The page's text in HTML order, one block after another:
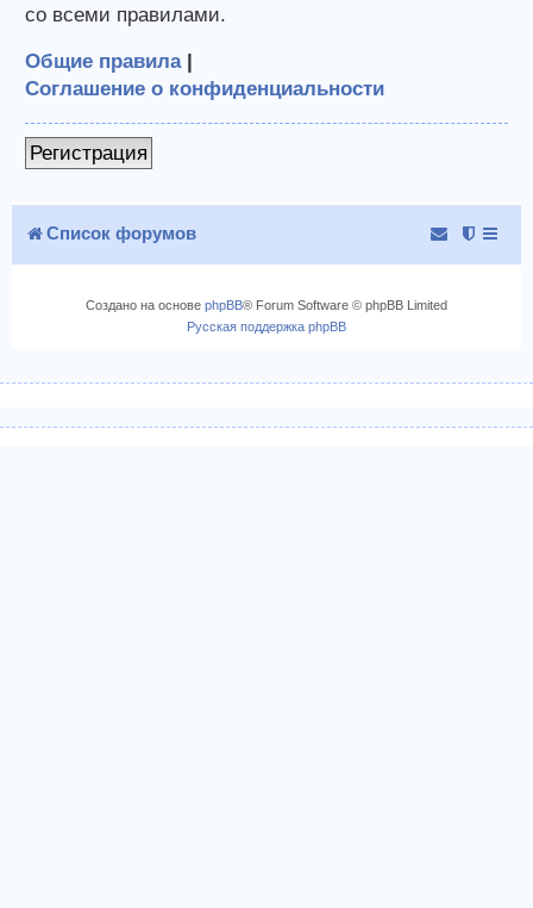
со всеми правилами.
Общие правила|
Соглашение о конфиденциальности
Регистрация
Список форумов
Создано на основе phpBB® Forum Software © phpBB Limited
Русская поддержка phpBB